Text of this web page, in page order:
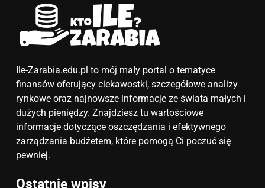
Akcje charytatywne w szkole:
pomysły i przykłady, które
ZAROBKI
7
Jak przygotować się finansowo
na narodziny dziecka: ile to
kosztuje i jak zaplanować
PORADY
Ile-Zarabia.edu.pl to mój mały portal o tematyce
finansów oferujący ciekawostki, szczegółowe analizy
rynkowe oraz najnowsze informacje ze świata małych i
dużych pieniędzy. Znajdziesz tu wartościowe
informacje dotyczące oszczędzania i efektywnego
zarządzania budżetem, które pomogą Ci poczuć się
pewniej.
Ostatnie wpisy